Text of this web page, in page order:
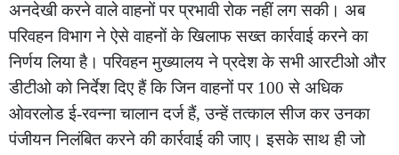
अनदेखी करने वाले वाहनों पर प्रभावी रोक नहीं लग सकी। अब
परिवहन विभाग ने ऐसे वाहनों के खिलाफ सख्त कार्रवाई करने का
निर्णय लिया है। परिवहन मुख्यालय ने प्रदेश के सभी आरटीओ और
डीटीओ को निर्देश दिए हैं कि जिन वाहनों पर 100 से अधिक
ओवरलोड ई-रवन्ना चालान दर्ज हैं, उन्हें तत्काल सीज कर उनका
पंजीयन निलंबित करने की कार्रवाई की जाए। इसके साथ ही जो